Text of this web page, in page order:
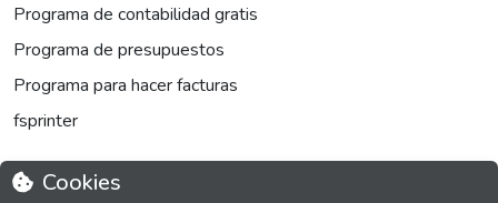
Cookies
Programa de contabilidad gratis
Programa de presupuestos
Programa para hacer facturas
fsprinter